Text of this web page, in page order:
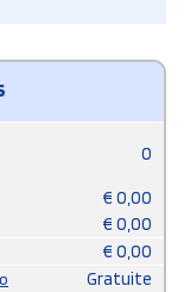
0
€ 0,00
€ 0,00
€ 0,00
Gratuite